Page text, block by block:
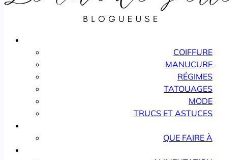
COIFFURE
MANUCURE
RÉGIMES
TATOUAGES
MODE
TRUCS ET ASTUCES
QUE FAIRE À